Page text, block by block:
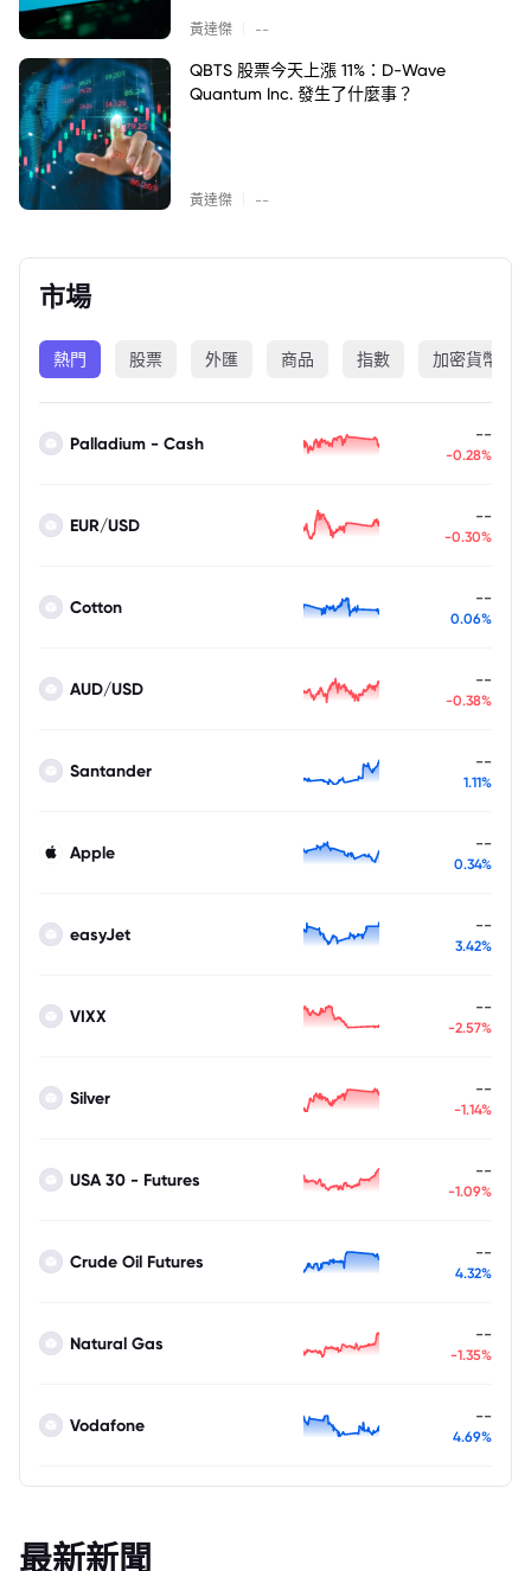
黃達傑 --
QBTS 股票今天上漲 11%：D-Wave
Quantum Inc. 發生了什麼事？
黃達傑 --
市場
熱門 股票 外匯 商品 指數 加密貨幣
Palladium - Cash --
-0.28%
EUR/USD --
-0.30%
Cotton --
0.06%
AUD/USD --
-0.38%
Santander --
1.11%
Apple --
0.34%
easyJet --
3.42%
VIXX --
-2.57%
Silver --
-1.14%
USA 30 - Futures --
-1.09%
Crude Oil Futures --
4.32%
Natural Gas --
-1.35%
Vodafone --
4.69%
最新新聞